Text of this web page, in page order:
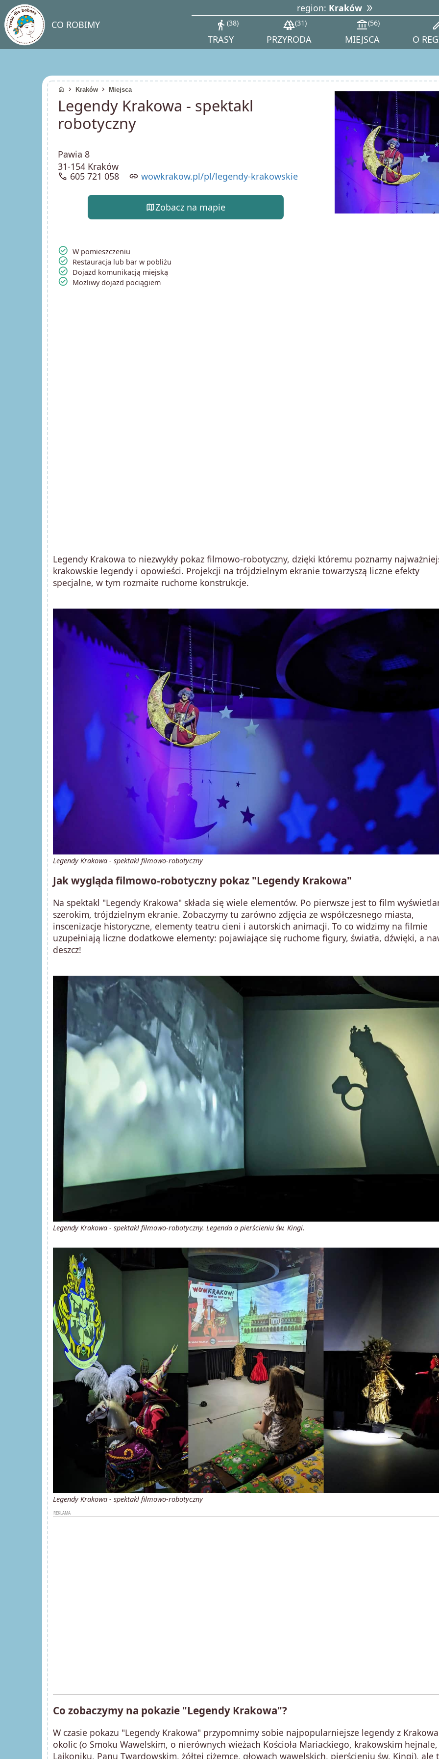
CO ROBIMY
region: Kraków
directions_walk 38
TRASY
forest 31
PRZYRODA
account_balance 56
MIEJSCA O
home chevron_right Kraków chevron_right Miejsca
Legendy Krakowa - spektakl
robotyczny
Pawia 8
31-154 Kraków
call 605 721 058 link wowkrakow.pl/pl/legendy-krakowskie
mapZobacz na mapie
check_circle W pomieszczeniu
check_circle Restauracja lub bar w pobliżu
check_circle Dojazd komunikacją miejską
check_circle Możliwy dojazd pociągiem
Legendy Krakowa to niezwykły pokaz filmowo-robotyczny, dzięki któremu poznamy
krakowskie legendy i opowieści. Projekcji na trójdzielnym ekranie towarzyszą liczne efekty
specjalne, w tym rozmaite ruchome konstrukcje.
Legendy Krakowa - spektakl filmowo-robotyczny
Jak wygląda filmowo-robotyczny pokaz "Legendy Krakowa"
Na spektakl "Legendy Krakowa" składa się wiele elementów. Po pierwsze jest to film
szerokim, trójdzielnym ekranie. Zobaczymy tu zarówno zdjęcia ze współczesnego miasta,
inscenizacje historyczne, elementy teatru cieni i autorskich animacji. To co widzimy na filmie
uzupełniają liczne dodatkowe elementy: pojawiające się ruchome figury, światła, dźwięki, a
deszcz!
Legendy Krakowa - spektakl filmowo-robotyczny. Legenda o pierścieniu św. Kingi.
Legendy Krakowa - spektakl filmowo-robotyczny
Co zobaczymy na pokazie "Legendy Krakowa"?
W czasie pokazu "Legendy Krakowa" przypomnimy sobie najpopularniejsze legendy z
okolic (o Smoku Wawelskim, o nierównych wieżach Kościoła Mariackiego, krakowskim hejnale,
Lajkoniku, Panu Twardowskim, żółtej ciżemce, głowach wawelskich, pierścieniu św. Kingi), ale